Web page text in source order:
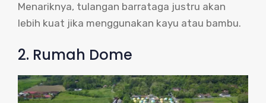
Menariknya, tulangan barrataga justru akan
lebih kuat jika menggunakan kayu atau bambu.
2. Rumah Dome